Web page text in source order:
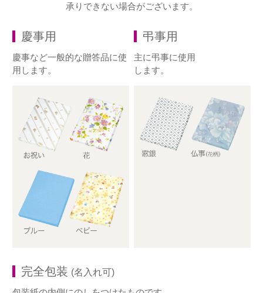
承りできない場合がございます。
慶事用
慶事など一般的な贈答品に使
用します。
弔事用
主に弔事に使用
します。
完全包装 (名入れ可)